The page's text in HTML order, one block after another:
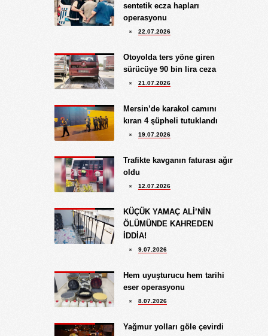
UNUTUŞUN MERHAMETSİZLİĞİ
Hediye Eroğlu
İŞGALCİ GÖRÜNÜMLÜ HALK!
Koray Ünlü
10.09.2024
sentetik ecza hapları
operasyonu
22.07.2026
Otoyolda ters yöne giren
sürücüye 90 bin lira ceza
21.07.2026
Mersin’de karakol camını
kıran 4 şüpheli tutuklandı
19.07.2026
Trafikte kavganın faturası ağır
oldu
12.07.2026
KÜÇÜK YAMAÇ ALİ’NİN
ÖLÜMÜNDE KAHREDEN
İDDİA!
9.07.2026
Hem uyuşturucu hem tarihi
eser operasyonu
8.07.2026
Yağmur yolları göle çevirdi